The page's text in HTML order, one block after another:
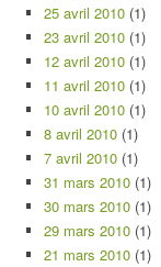
25 avril 2010 (1)
23 avril 2010 (1)
12 avril 2010 (1)
11 avril 2010 (1)
10 avril 2010 (1)
8 avril 2010 (1)
7 avril 2010 (1)
31 mars 2010 (1)
30 mars 2010 (1)
29 mars 2010 (1)
21 mars 2010 (1)